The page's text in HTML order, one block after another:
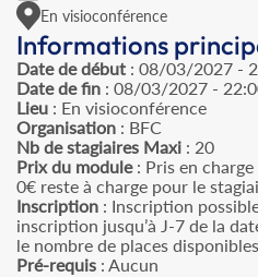
En visioconférence
Informations
Date de début : 08/03/2027 -
Date de fin : 08/03/2027 -
Lieu : En visioconférence
Organisation : BFC
Nb de stagiaires Maxi : 20
Prix du module: Pris en
0€ reste à charge pour le
Inscription : Inscription
inscription jusqu’à J-7 de la
le nombre de places disponibles
Pré-requis : Aucun